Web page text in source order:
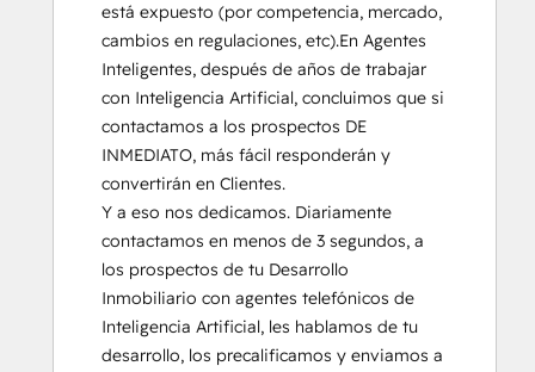
está expuesto (por competencia, mercado,
cambios en regulaciones, etc).En Agentes
Inteligentes, después de años de trabajar
con Inteligencia Artificial, concluimos que si
contactamos a los prospectos DE
INMEDIATO, más fácil responderán y
convertirán en Clientes.
Y a eso nos dedicamos. Diariamente
contactamos en menos de 3 segundos, a
los prospectos de tu Desarrollo
Inmobiliario con agentes telefónicos de
Inteligencia Artificial, les hablamos de tu
desarrollo, los precalificamos y enviamos a